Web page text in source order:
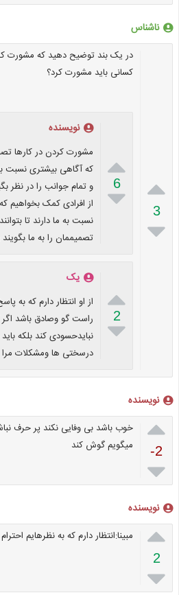
ناشناس

3

در یک بند توضیح دهید که مشورت
کسانی باید مشورت کرد؟

6

نویسنده
مشورت کردن در کارها
که آگاهی بیشتری نسبت
و تمام جوانب را در نظر
از افرادی کمک بخواهیم
نسبت به ما دارند تا
تصمیممان را به ما

2

یک
از او انتظار دارم که به
راست گو وصادق باشد
نبایدحسودی کند بلکه
درسختی ها ومشکلات
نویسنده

-2

خوب باشد بی وفایی نکند پر حرف
میگویم گوش کند
نویسنده

2

مبینا:انتظار دارم که به نظرهایم